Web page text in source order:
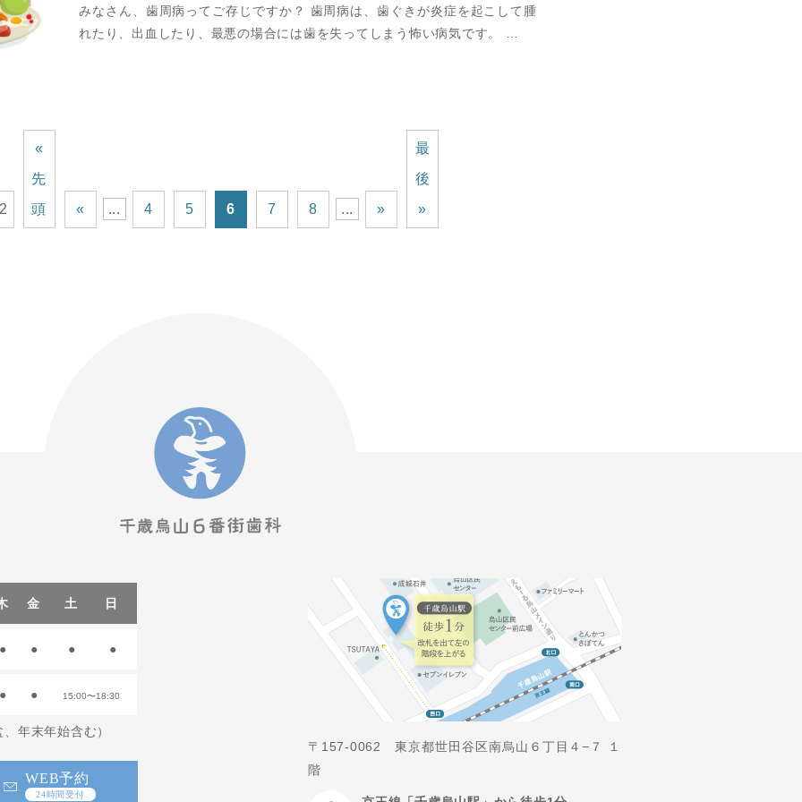
みなさん、歯周病ってご存じですか？ 歯周病は、歯ぐきが炎症を起こして腫
れたり、出血したり、最悪の場合には歯を失ってしまう怖い病気です。 …
«
先
頭
« ... 4 5 6 7 8 ... »
最
後
»
金 土 日
● ● ●
● 15:00〜18:30
年末年始含む）
WEB予約
24時間受付
〒157-0062 東京都世田谷区南烏山６丁目４−７ １
階